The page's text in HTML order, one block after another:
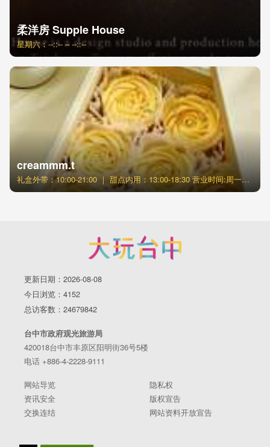
柔洋房 Supple House
星期六：--::-- – --::--
creammm.t
礼盒外带：10:00-21:00 ｜ 甜点内用：13:00-18:30 营业时间:周一至周日 ※如有调整将另行公告於FB粉丝页
更新日期：2026-08-08
今日浏览：4152
总访客数：24679842
台中市政府观光旅游局
420018台中市丰原区阳明街36号5楼
电话 +886-4-2228-9111
网站导览
隐私权
资讯安全
版权宣告
交换连结
网站资料开放宣告